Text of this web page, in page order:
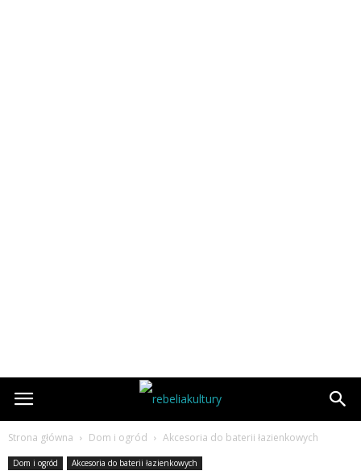
Strona główna Dom i ogród Akcesoria do baterii łazienkowych
Dom i ogród Akcesoria do baterii łazienkowych